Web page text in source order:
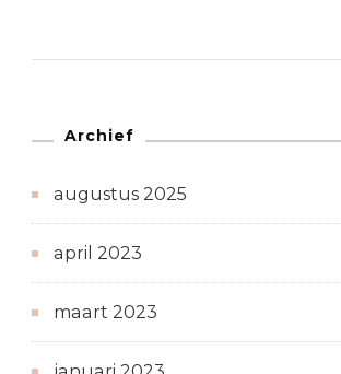
Archief
augustus 2025
april 2023
maart 2023